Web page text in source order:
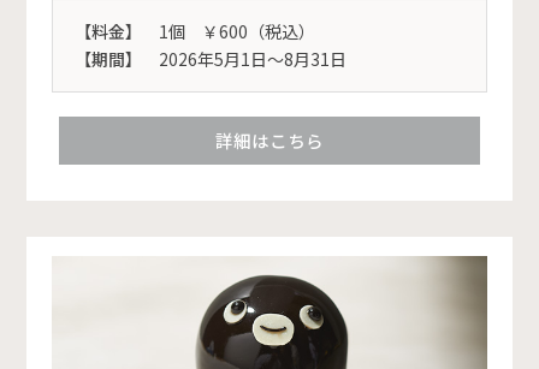
【料金】
1個 ￥600（税込）
【期間】
2026年5月1日～8月31日
詳細はこちら